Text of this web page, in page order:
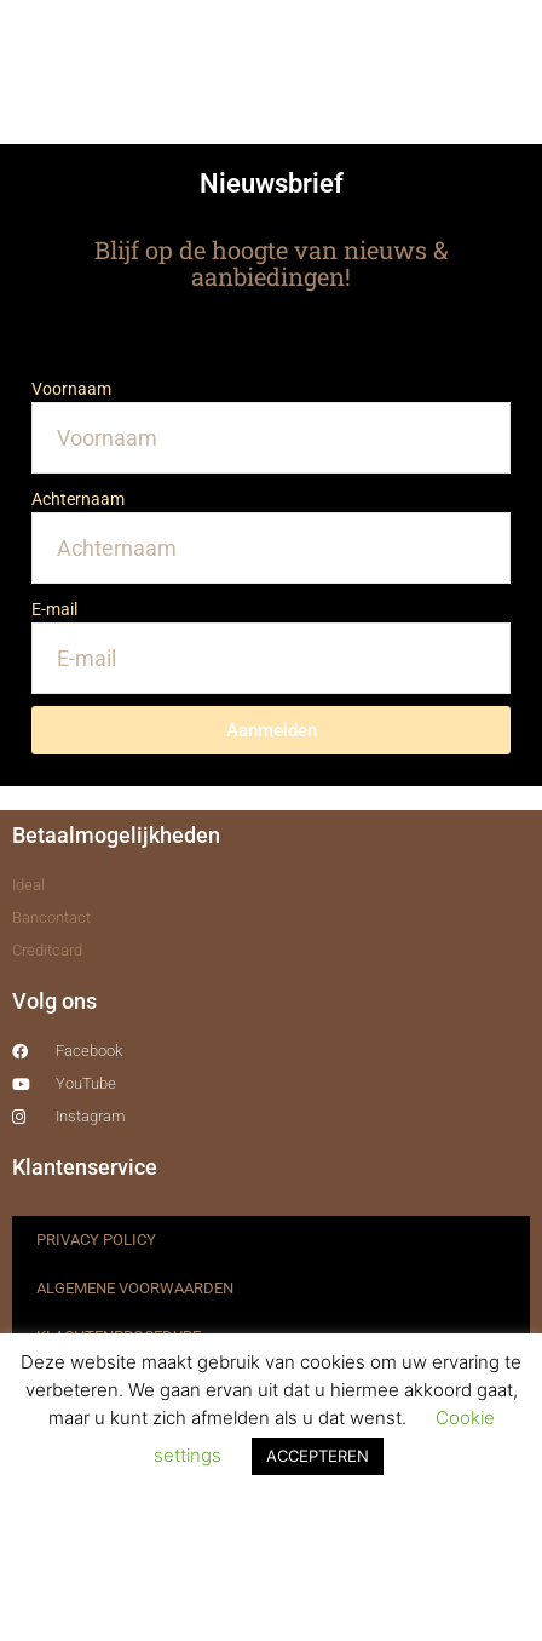
Nieuwsbrief
Blijf op de hoogte van nieuws &
aanbiedingen!
Voornaam
Achternaam
E-mail
Aanmelden
Betaalmogelijkheden
Ideal
Bancontact
Creditcard
Volg ons
Facebook
YouTube
Instagram
Klantenservice
PRIVACY POLICY
ALGEMENE VOORWAARDEN
KLACHTENPROCEDURE
VERZENDEN & RETOURNEREN
Deze website maakt gebruik van cookies om uw ervaring te
verbeteren. We gaan ervan uit dat u hiermee akkoord gaat,
maar u kunt zich afmelden als u dat wenst.
Cookie
settings
ACCEPTEREN